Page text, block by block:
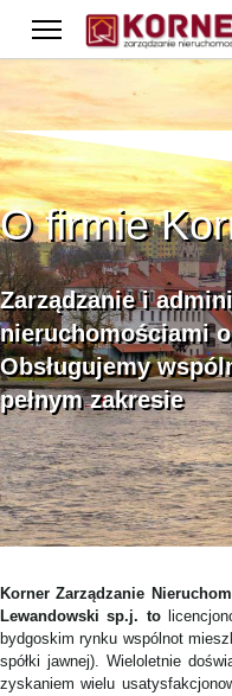
O firmie
Zarządzanie i
nieruchomościami
Obsługujemy
pełnym zakresie
Korner Zarządzanie
Lewandowski sp.j. to
bydgoskim rynku wspólnot
spółki jawnej). Wieloletnie
zyskaniem wielu